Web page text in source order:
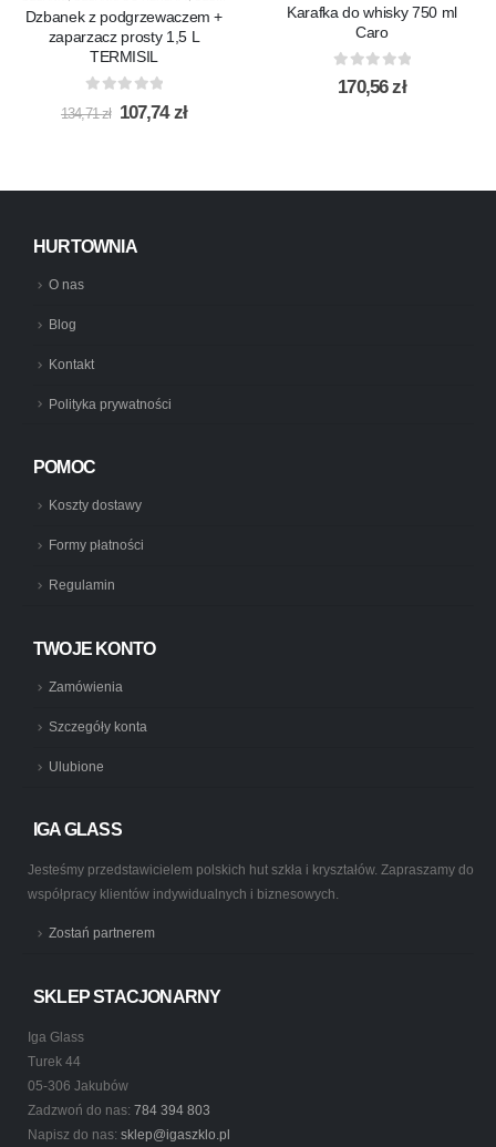
Dzbanek z podgrzewaczem +
zaparzacz prosty 1,5 L
TERMISIL
out of 5
134,71zł Pierwotna
cena
107,74złAktualna
Karafka do whisky 750 ml
Caro
0out of 5
170,56zł
HURTOWNIA
O nas
Blog
Kontakt
Polityka prywatności
POMOC
Koszty dostawy
Formy płatności
Regulamin
TWOJE KONTO
Zamówienia
Szczegóły konta
Ulubione
IGA GLASS
Jesteśmy przedstawicielem polskich hut szkła i kryształów. Zapraszamy do
współpracy klientów indywidualnych i biznesowych.
Zostań partnerem
SKLEP STACJONARNY
Iga Glass
Turek 44
05-306 Jakubów
Zadzwoń do nas: 784 394 803
Napisz do nas: sklep@igaszklo.pl